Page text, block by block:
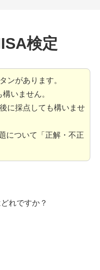
検定
ンがあります。
いません。
に採点しても構いませ
について「正解・不正
れですか？